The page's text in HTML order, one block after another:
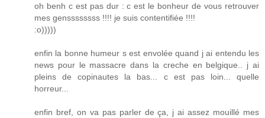
oh benh c est pas dur : c est le bonheur de vous retrouver
mes genssssssss !!!! je suis contentifiée !!!!
:o)))))
enfin la bonne humeur s est envolée quand j ai entendu les
news pour le massacre dans la creche en belgique.. j ai
pleins de copinautes la bas... c est pas loin... quelle
horreur...
enfin bref, on va pas parler de ça, j ai assez mouillé mes